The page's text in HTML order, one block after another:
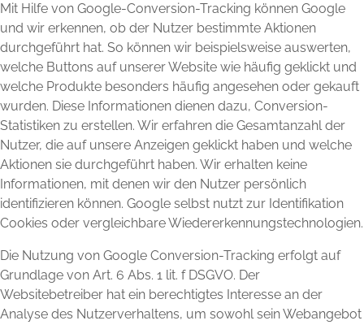
Mit Hilfe von Google-Conversion-Tracking können Google
und wir erkennen, ob der Nutzer bestimmte Aktionen
durchgeführt hat. So können wir beispielsweise auswerten,
welche Buttons auf unserer Website wie häufig geklickt und
welche Produkte besonders häufig angesehen oder gekauft
wurden. Diese Informationen dienen dazu, Conversion-
Statistiken zu erstellen. Wir erfahren die Gesamtanzahl der
Nutzer, die auf unsere Anzeigen geklickt haben und welche
Aktionen sie durchgeführt haben. Wir erhalten keine
Informationen, mit denen wir den Nutzer persönlich
identifizieren können. Google selbst nutzt zur Identifikation
Cookies oder vergleichbare Wiedererkennungstechnologien.
Die Nutzung von Google Conversion-Tracking erfolgt auf
Grundlage von Art. 6 Abs. 1 lit. f DSGVO. Der
Websitebetreiber hat ein berechtigtes Interesse an der
Analyse des Nutzerverhaltens, um sowohl sein Webangebot